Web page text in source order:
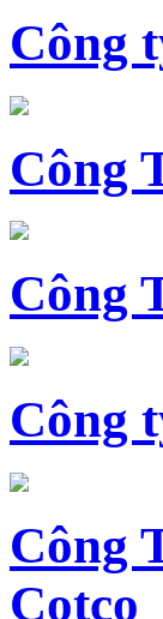
Công
Công
Công
Công
Công
Cotco